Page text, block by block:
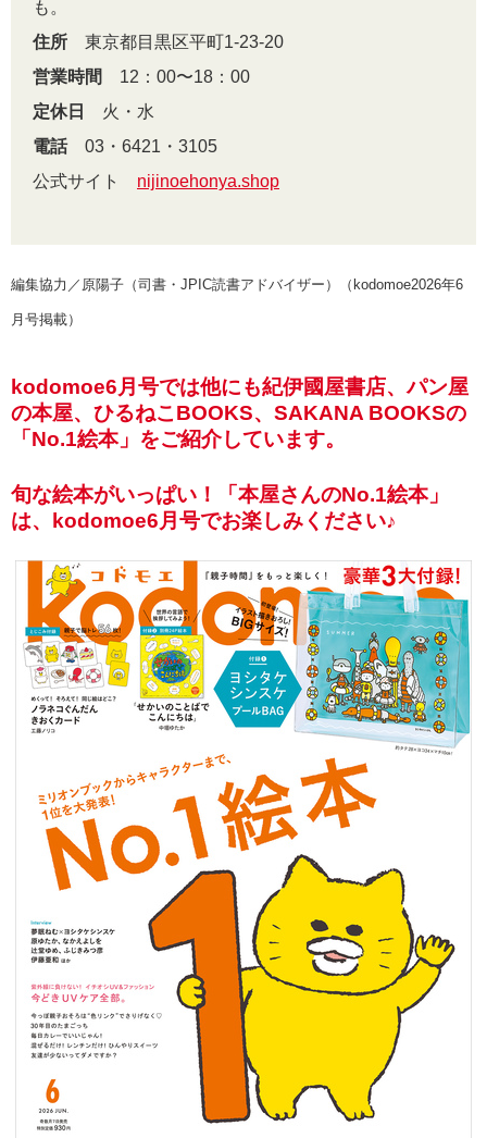
も。
住所 東京都目黒区平町1-23-20
営業時間
12：00〜18：00
定休日
火・水
電話03・6421・3105
公式サイト nijinoehonya.shop
編集協力／原陽子（司書・JPIC読書アドバイザー）（kodomoe2026年6
月号掲載）
kodomoe6月号では他にも紀伊國屋書店、パン屋
の本屋、ひるねこBOOKS、SAKANA BOOKSの
「No.1絵本」をご紹介しています。
旬な絵本がいっぱい！「本屋さんのNo.1絵本」
は、kodomoe6月号でお楽しみください♪